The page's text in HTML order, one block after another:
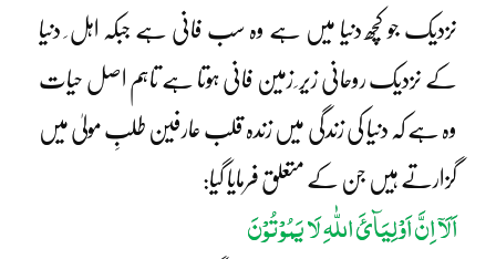
نزدیک جو کچھ دنیا میں ہے وہ سب فانی ہے جبکہ اہل ِ دنیا
کے نزدیک روحانی زیر ِ زمین فانی ہوتا ہے تاہم اصل حیات
وہ ہے کہ دنیا کی زندگی میں زندہ قلب عارفین طلبِ مولیٰ میں
گزارتے ہیں جن کے متعلق فرمایا گیا:
اَلَآ اِنَّ اَوْلِیَآئَ اللّٰہِ لَا یَمُوْتُوْنَ